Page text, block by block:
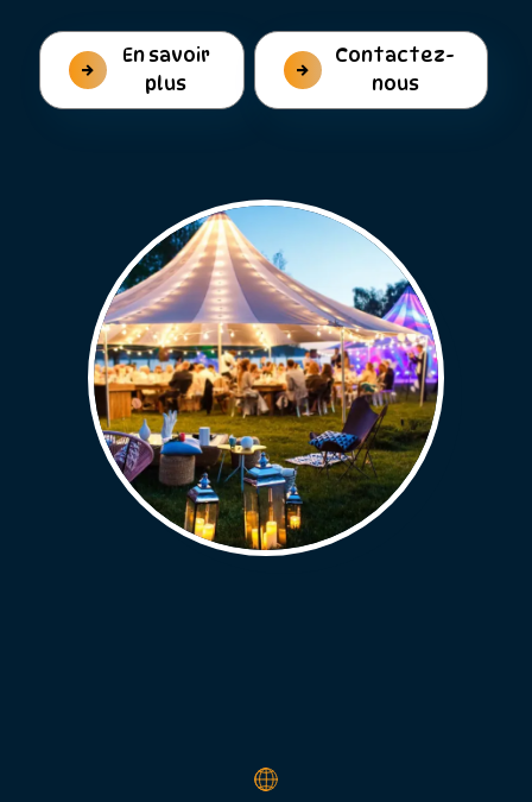
En savoir
plus
Contactez-
nous